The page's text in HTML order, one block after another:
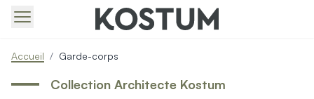
Produits > Portails > Portails contemporains
Produits > Portails > Portails traditionnels
Accueil / Garde-corps
Collection Architecte Kostum